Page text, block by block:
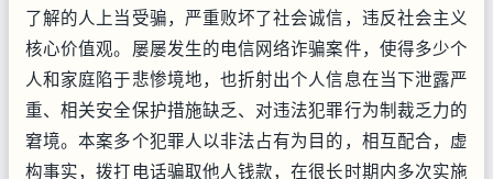
了解的人上当受骗，严重败坏了社会诚信，违反社会主义
核心价值观。屡屡发生的电信网络诈骗案件，使得多少个
人和家庭陷于悲惨境地，也折射出个人信息在当下泄露严
重、相关安全保护措施缺乏、对违法犯罪行为制裁乏力的
窘境。本案多个犯罪人以非法占有为目的，相互配合，虚
构事实，拨打电话骗取他人钱款，在很长时期内多次实施